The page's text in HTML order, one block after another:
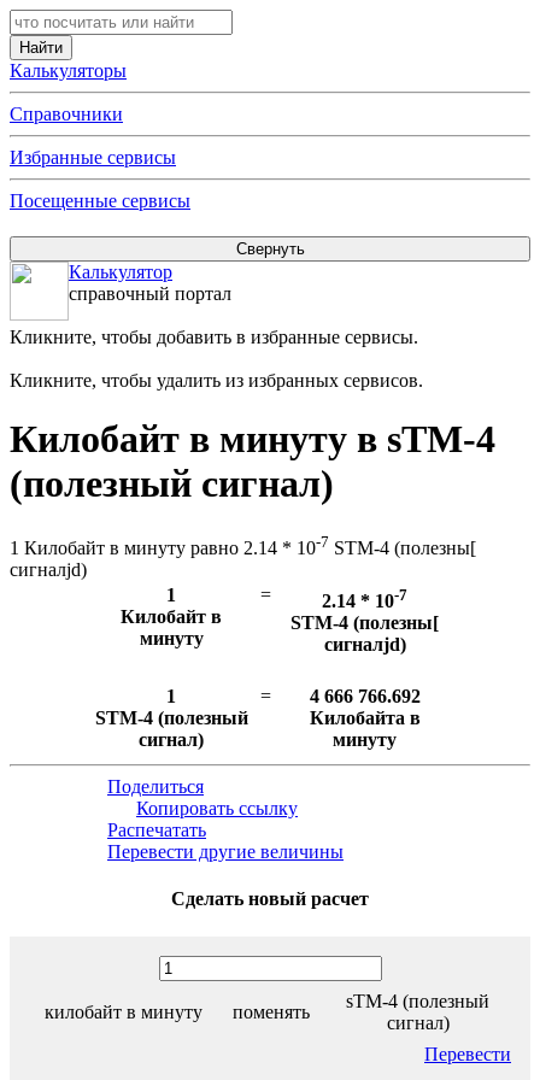
Калькуляторы
Справочники
Избранные сервисы
Посещенные сервисы
Калькулятор
справочный портал
Кликните, чтобы добавить в избранные сервисы.
Кликните, чтобы удалить из избранных сервисов.
Килобайт в минуту в sTM-4
(полезный сигнал)
1 Килобайт в минуту равно 2.14 * 10-7 STM-4 (полезны[
сигналjd)
1
Килобайт в
минуту
= 2.14 * 10-7
STM-4 (полезны[
сигналjd)
1
STM-4 (полезный
сигнал)
=
4 666 766.692
Килобайта в
минуту
Поделиться
Копировать ссылку
Распечатать
Перевести другие величины
Сделать новый расчет
килобайт в минуту поменять
sTM-4 (полезный
сигнал)
Перевести